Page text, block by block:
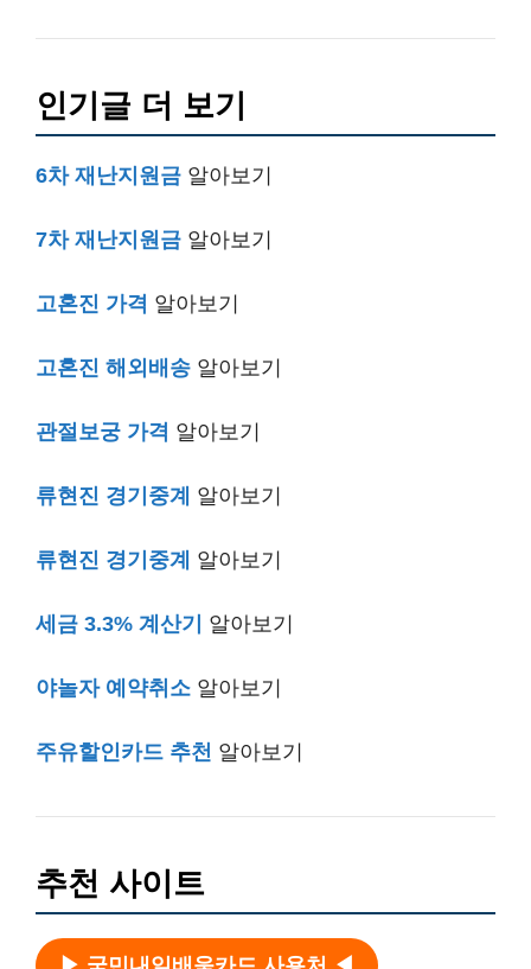
인기글 더 보기
6차 재난지원금 알아보기
7차 재난지원금 알아보기
고혼진 가격 알아보기
고혼진 해외배송 알아보기
관절보궁 가격 알아보기
류현진 경기중계 알아보기
류현진 경기중계 알아보기
세금 3.3% 계산기 알아보기
야놀자 예약취소 알아보기
주유할인카드 추천 알아보기
추천 사이트